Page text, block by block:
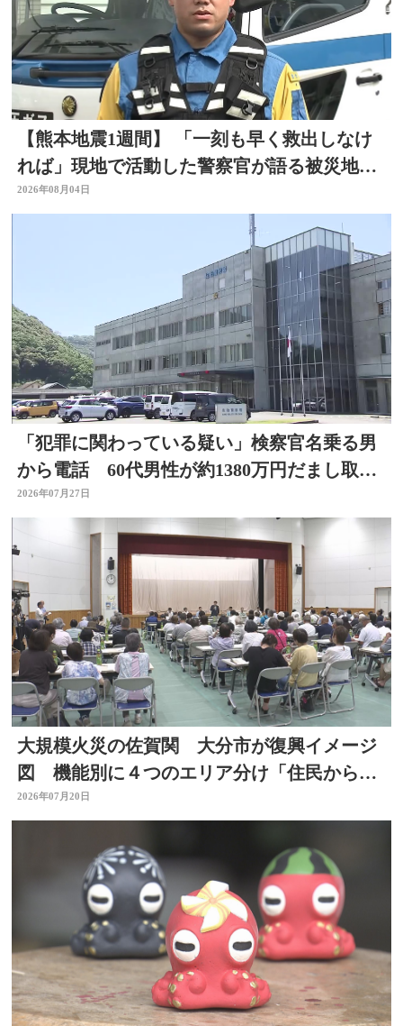
【熊本地震1週間】 「一刻も早く救出しなけ
れば」現地で活動した警察官が語る被災地の
状況 大分
2026年08月04日
「犯罪に関わっている疑い」検察官名乗る男
から電話 60代男性が約1380万円だまし取ら
れる 大分
2026年07月27日
大規模火災の佐賀関 大分市が復興イメージ
図 機能別に４つのエリア分け「住民からは
おおむね理解」 大分
2026年07月20日